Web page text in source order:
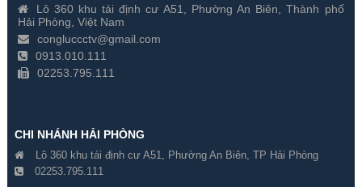
Lô 360 khu tái định cư A51, Phường An Biên, Thành phố
Hải Phòng, Việt Nam
congluccctv@gmail.com
0913.010.111
02253.795.111
CHI NHÁNH HẢI PHÒNG
Lô 360 khu tái định cư A51, Phường An Biên, TP Hải Phòng
02253.795.111